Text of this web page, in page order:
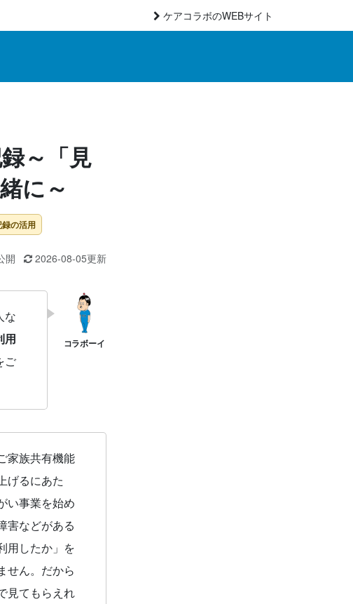
ケアコラボのWEBサイト
～「見
に～
録の活用
開 2026-08-05更新
な
用
ご
家族共有機能
げるにあた
い事業を始め
害などがある
用したか」を
せん。だから
見てもらえれ